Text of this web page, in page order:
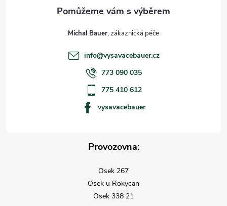
Michal Bauer
info@vysavacebauer.cz
773 090 035
775 410 612
vysavacebauer
Provozovna:
Osek 267
Osek u Rokycan
Osek 338 21